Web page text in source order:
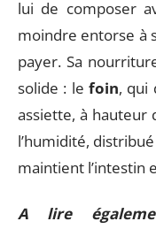
lui de composer
moindre entorse à
payer. Sa
solide : le foin, qui
assiette, à hauteur
l’humidité,
maintient l’intestin
A lire